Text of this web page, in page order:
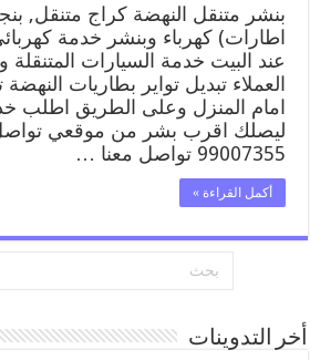
بنشر متنقل النهضة كراج متنقل,
اطارات) كهرباء وبنشر خدمة
عند البيت خدمة السيارات
العملاء تبديل تواير بطاريات
امام المنزل وعلى الطريق اطلب
ليصلك اقرب بشر من موقعي
99007355 تواصل معنا …
أكمل القراءة »
أخر التدوينات